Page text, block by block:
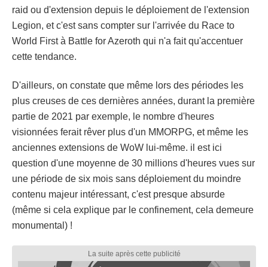
raid ou d'extension depuis le déploiement de l'extension
Legion, et c'est sans compter sur l'arrivée du Race to
World First à Battle for Azeroth qui n'a fait qu'accentuer
cette tendance.
D'ailleurs, on constate que même lors des périodes les
plus creuses de ces dernières années, durant la première
partie de 2021 par exemple, le nombre d'heures
visionnées ferait rêver plus d'un MMORPG, et même les
anciennes extensions de WoW lui-même. il est ici
question d'une moyenne de 30 millions d'heures vues sur
une période de six mois sans déploiement du moindre
contenu majeur intéressant, c'est presque absurde
(même si cela explique par le confinement, cela demeure
monumental) !